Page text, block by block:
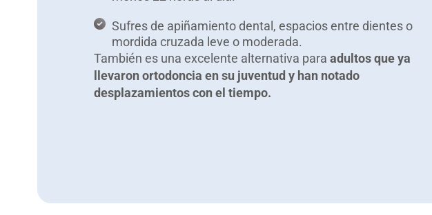
Sufres de apiñamiento dental, espacios entre dientes o
mordida cruzada leve o moderada.
También es una excelente alternativa para adultos que ya
llevaron ortodoncia en su juventud y han notado
desplazamientos con el tiempo.